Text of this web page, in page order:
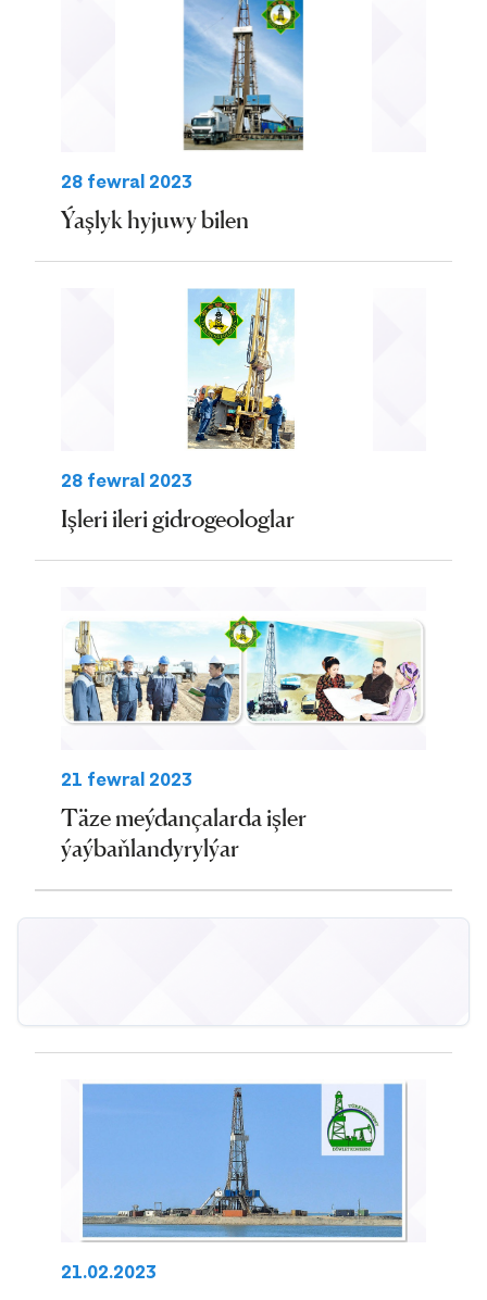
28 fewral 2023
Ýaşlyk hyjuwy bilen
28 fewral 2023
Işleri ileri gidrogeologlar
21 fewral 2023
Täze meýdançalarda işler
ýaýbaňlandyrylýar
21.02.2023